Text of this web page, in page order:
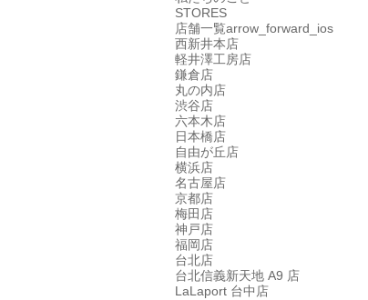
STORES
店舗一覧arrow_forward_ios
西新井本店
軽井澤工房店
鎌倉店
丸の内店
渋谷店
六本木店
日本橋店
自由が丘店
横浜店
名古屋店
京都店
梅田店
神戸店
福岡店
台北店
台北信義新天地 A9 店
LaLaport 台中店